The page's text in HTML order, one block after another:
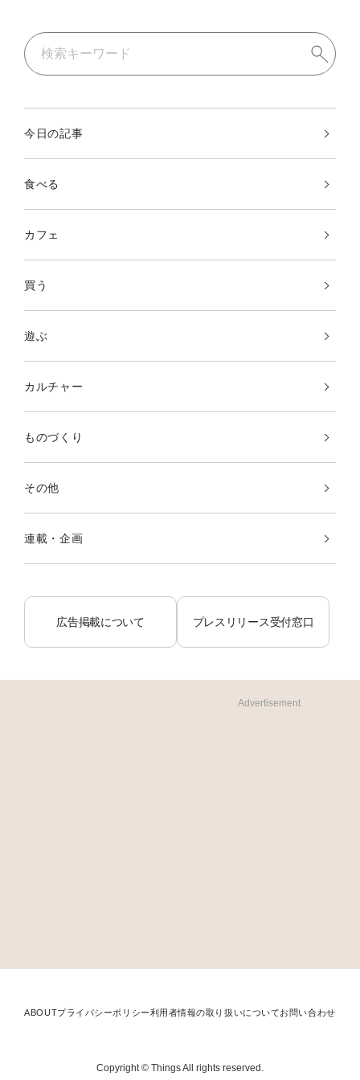
今日の記事
食べる
カフェ
買う
遊ぶ
カルチャー
ものづくり
その他
連載・企画
広告掲載について プレスリリース受付窓口
Advertisement
ABOUTプライバシーポリシー利用者情報の取り扱いについてお問い合わせ
Copyright © Things All rights reserved.